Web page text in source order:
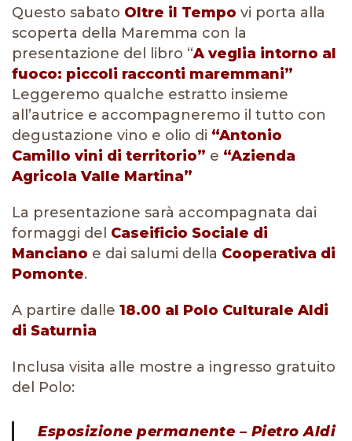
Questo sabato Oltre il Tempo vi porta alla
scoperta della Maremma con la
presentazione del libro “A veglia intorno al
fuoco: piccoli racconti maremmani”
Leggeremo qualche estratto insieme
all’autrice e accompagneremo il tutto con
degustazione vino e olio di “Antonio
Camillo vini di territorio” e “Azienda
Agricola Valle Martina”
La presentazione sarà accompagnata dai
formaggi del Caseificio Sociale di
Manciano e dai salumi della Cooperativa di
Pomonte.
A partire dalle 18.00 al Polo Culturale Aldi
di Saturnia
Inclusa visita alle mostre a ingresso gratuito
del Polo:
Esposizione permanente – Pietro Aldi